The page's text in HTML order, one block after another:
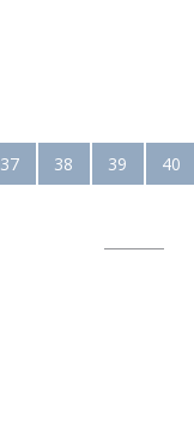
37 38 39 40